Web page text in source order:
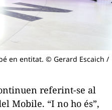
en entitat. © Gerard Escaich /
referint-se al
Mobile. “I no ho és”,